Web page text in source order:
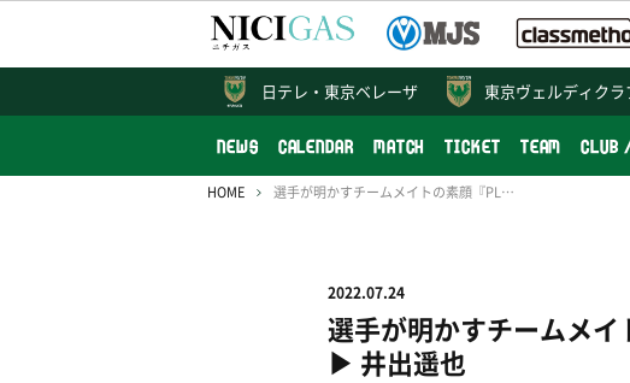
東京ヴェルディクラ
NEWS CALENDAR MATCH TICKET TEAM CLUB
日テレ・ 東京ベレーザ
HOME 選手が明かすチームメイトの素顔『PLAYER INTRODUCTION』vol.13 山口竜弥 ▶︎ 井出遥也
2022.07.24
選手が明かすチームメ
▶︎ 井出遥也